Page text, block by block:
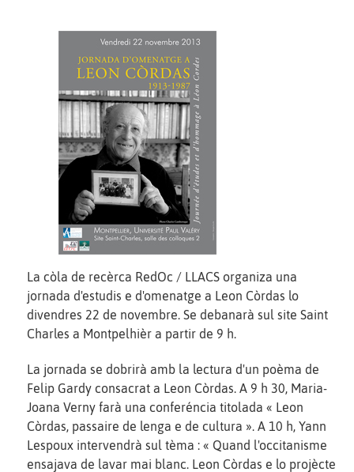
La còla de recèrca RedOc / LLACS organiza una
jornada d'estudis e d'omenatge a Leon Còrdas lo
divendres 22 de novembre. Se debanarà sul site Saint
Charles a Montpelhièr a partir de 9 h.
La jornada se dobrirà amb la lectura d'un poèma de
Felip Gardy consacrat a Leon Còrdas. A 9 h 30, Maria-
Joana Verny farà una conferéncia titolada « Leon
Còrdas, passaire de lenga e de cultura ». A 10 h, Yann
Lespoux intervendrà sul tèma : « Quand l'occitanisme
ensajava de lavar mai blanc. Leon Còrdas e lo projècte